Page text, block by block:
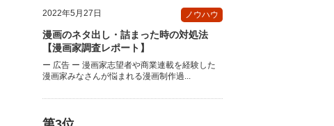
2022年5月27日 ノウハウ
漫画のネタ出し・詰まった時の対処法
【漫画家調査レポート】
ー 広告 ー 漫画家志望者や商業連載を経験した
漫画家みなさんが悩まれる漫画制作過...